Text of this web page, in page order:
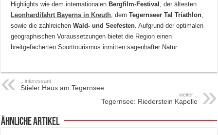
Highlights wie dem internationalen Bergfilm-Festival , der ältesten
Leonhardifahrt Bayerns in Kreuth, demTegernseer Tal Triathlon,
sowie die zahlreichenWald- und Seefesten. Aufgrund der optimalen
geographischen Voraussetzungen bietet die Region einen
breitgefächerten Sporttourismus inmitten sagenhafter Natur.
.. interessant
Stieler Haus am Tegernsee
weiter ..
Tegernsee: Riederstein Kapelle
ähnliche Artikel